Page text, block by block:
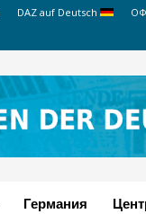
DAZ auf Deutsch
Германия